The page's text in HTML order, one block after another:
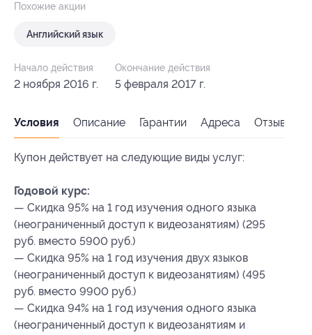
Похожие акции
Английский язык
Начало действия
2 ноября 2016 г.
Окончание действия
5 февраля 2017 г.
Условия Описание Гарантии Адреса Отзывы
Купон действует на следующие виды услуг:
Годовой курс:
— Скидка 95% на 1 год изучения одного языка
(неограниченный доступ к видеозанятиям) (295
руб. вместо 5900 руб.)
— Скидка 95% на 1 год изучения двух языков
(неограниченный доступ к видеозанятиям) (495
руб. вместо 9900 руб.)
— Скидка 94% на 1 год изучения одного языка
(неограниченный доступ к видеозанятиям и